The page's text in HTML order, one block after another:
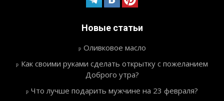
Новые статьи
Оливковое масло
Как своими руками сделать открытку с пожеланием
Доброго утра?
Что лучше подарить мужчине на 23 февраля?